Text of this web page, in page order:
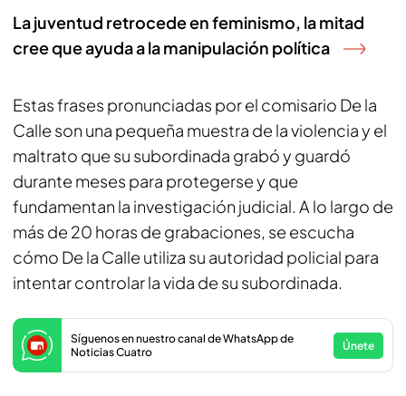
La juventud retrocede en feminismo, la mitad
cree que ayuda a la manipulación política
Estas frases pronunciadas por el comisario De la
Calle son una pequeña muestra de la violencia y el
maltrato que su subordinada grabó y guardó
durante meses para protegerse y que
fundamentan la investigación judicial. A lo largo de
más de 20 horas de grabaciones, se escucha
cómo De la Calle utiliza su autoridad policial para
intentar controlar la vida de su subordinada.
Síguenos en nuestro canal de WhatsApp de
Noticias Cuatro
Únete